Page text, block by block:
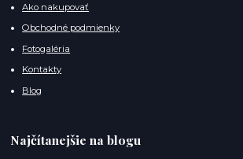
Ako nakupovať
Obchodné podmienky
Fotogaléria
Kontakty
Blog
Najčítanejšie na blogu